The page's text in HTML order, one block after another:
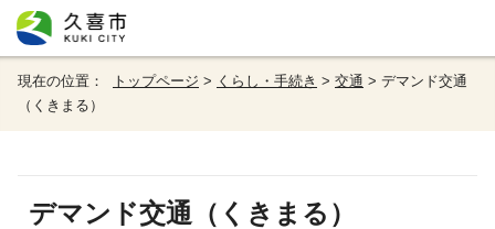
現在の位置： トップページ > くらし・手続き > 交通 > デマンド交通
（くきまる）
デマンド交通（くきまる）